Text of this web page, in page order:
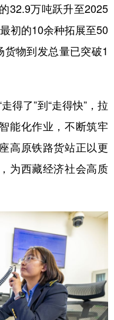
32.9万吨跃升至2025
初的10余种拓展至50
物到发总量已突破1
得了”到“走得快”，拉
能化作业，不断筑牢
高原铁路货站正以更
为西藏经济社会高质